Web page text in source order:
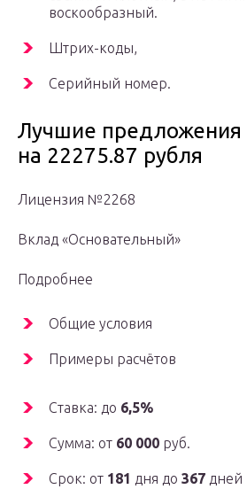
воскообразный.
Штрих-коды,
Серийный номер.
Лучшие предложения
на 22275.87 рубля
Лицензия №2268
Вклад «Основательный»
Подробнее
Общие условия
Примеры расчётов
Ставка: до 6,5%
Сумма: от 60 000 руб.
Срок: от 181 дня до 367 дней